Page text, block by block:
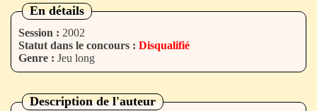
S'inscrire
En détails
Session : 2002
Statut dans le concours : Disqualifié
Genre : Jeu long
Description de l'auteur